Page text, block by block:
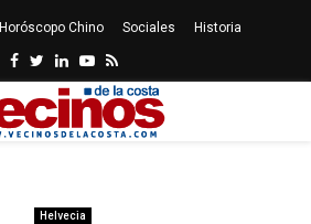
Horóscopo Chino Sociales Historia
Facebook
Twitter
LinkedinYoutube
Rss
Helvecia